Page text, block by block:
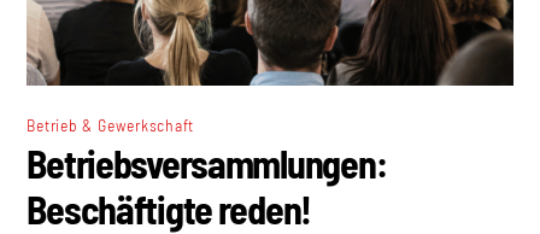
Betrieb & Gewerkschaft
Betriebsversammlungen:
Beschäftigte reden!